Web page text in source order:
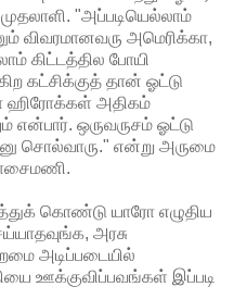
"அப்படியெல்லாம்
விவரமானவரு அமெரிக்கா,
கிட்டத்தில போயி
கட்சிக்குத் தான் ஓட்டு
ஹிரோக்கள் அதிகம்
ஒருவருசம் ஓட்டு
சொல்வாரு." என்று அருமை
கொண்டு யாரோ எழுதிய
அரசு
அடிப்படையில்
ஊக்குவிப்பவங்கள் இப்படி